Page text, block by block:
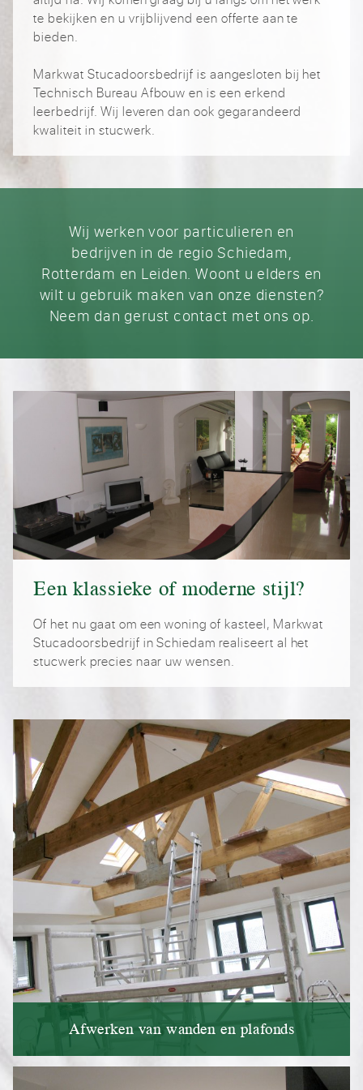
te bekijken en u vrijblijvend een offerte aan te
bieden.
Markwat Stucadoorsbedrijf is aangesloten bij het
Technisch Bureau Afbouw en is een erkend
leerbedrijf. Wij leveren dan ook gegarandeerd
kwaliteit in stucwerk.
Wij werken voor particulieren en
bedrijven in de regio Schiedam,
Rotterdam en Leiden. Woont u elders en
wilt u gebruik maken van onze diensten?
Neem dan gerust contact met ons op.
Een klassieke of moderne stijl?
Of het nu gaat om een woning of kasteel, Markwat
Stucadoorsbedrijf in Schiedam realiseert al het
stucwerk precies naar uw wensen.
Afwerken van wanden en plafonds